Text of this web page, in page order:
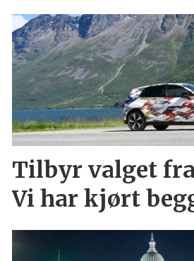
Tilbyr valget
Vi har kjørt